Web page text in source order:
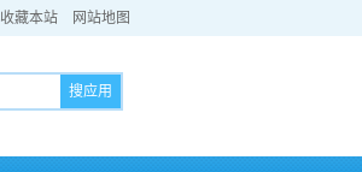
收藏本站 网站地图
搜应用